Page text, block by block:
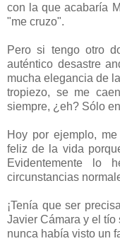
con la que acabaría
"me cruzo".
Pero si tengo otro
auténtico desastre
mucha elegancia de
tropiezo, se me
siempre, ¿eh? Sólo
Hoy por ejemplo,
feliz de la vida
Evidentemente lo
circunstancias
¡Tenía que ser
Javier Cámara y el tío
nunca había visto un